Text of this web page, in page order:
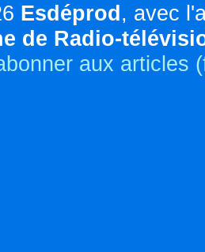
Esdéprod, avec
de Radio-
aux articles